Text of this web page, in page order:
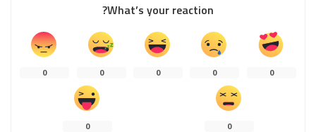
What’s your reaction?
0
0
0
0
0
0
0